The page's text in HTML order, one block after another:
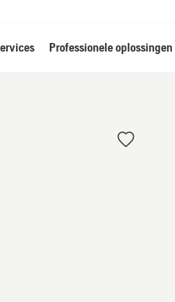
Professionele oplossingen